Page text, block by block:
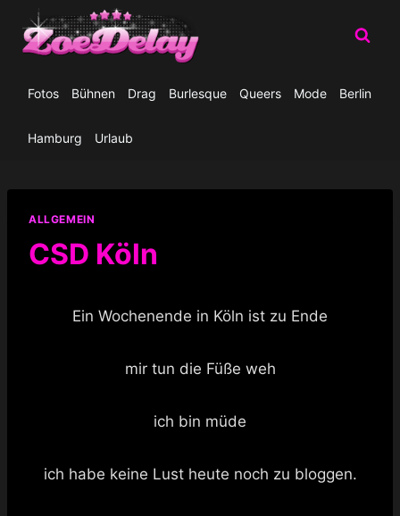
Inhalt
springen
Fotos Bühnen Drag Burlesque Queers Mode Berlin
Hamburg Urlaub
ALLGEMEIN
CSD Köln
Ein Wochenende in Köln ist zu Ende
mir tun die Füße weh
ich bin müde
ich habe keine Lust heute noch zu bloggen.